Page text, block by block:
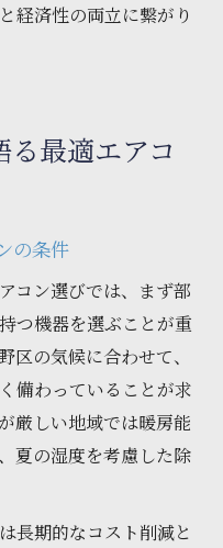
経済性の両立に繋がり
最適エアコ
の条件
コン選びでは、まず部
つ機器を選ぶことが重
区の気候に合わせて、
備わっていることが求
厳しい地域では暖房能
夏の湿度を考慮した除
長期的なコスト削減と